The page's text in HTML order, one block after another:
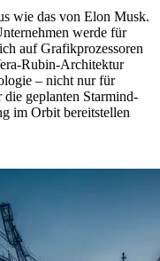
wie das von Elon Musk.
werde für
auf Grafikprozessoren
Rubin-Architektur
– nicht nur für
die geplanten Starmind-
im Orbit bereitstellen